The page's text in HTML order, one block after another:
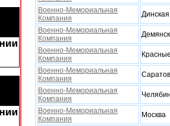
Военно-Мемориальная
Компания
Динская
Военно-Мемориальная
Компания
Демянск
Военно-Мемориальная
Компания
Военно-Мемориальная
Компания
Саратов
Военно-Мемориальная
Компания
Военно-Мемориальная
Компания
Москва